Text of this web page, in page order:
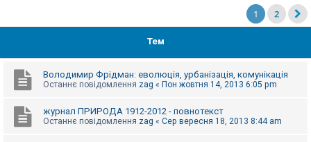
Т
м
б
з
1 2
Тем
Володимир Фрідман: еволюція, урбанізація, комунікація
Останнє повідомлення zag « Пон жовтня 14, 2013 6:05 pm
журнал ПРИРОДА 1912-2012 - повнотекст
Останнє повідомлення zag « Сер вересня 18, 2013 8:44 am